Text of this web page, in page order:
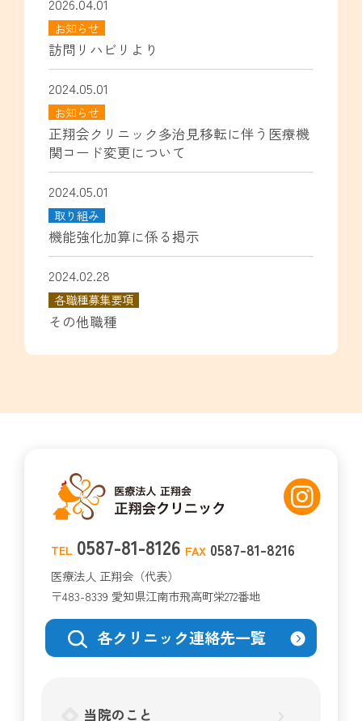
お知らせ
訪問リハビリより
2024.05.01
お知らせ
正翔会クリニック多治見移転に伴う医療機
関コード変更について
2024.05.01
取り組み
機能強化加算に係る掲示
2024.02.28
各職種募集要項
その他職種
TEL 0587-81-8126 FAX 0587-81-8216
医療法人 正翔会（代表）
〒483-8339 愛知県江南市飛高町栄272番地
各クリニック連絡先一覧
当院のこと